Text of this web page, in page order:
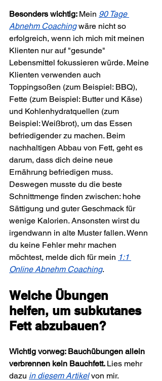
Besonders wichtig: Mein 90 Tage
Abnehm Coaching wäre nicht so
erfolgreich, wenn ich mich mit meinen
Klienten nur auf "gesunde"
Lebensmittel fokussieren würde. Meine
Klienten verwenden auch
Toppingsoßen (zum Beispiel: BBQ),
Fette (zum Beispiel: Butter und Käse)
und Kohlenhydratquellen (zum
Beispiel: Weißbrot), um das Essen
befriedigender zu machen. Beim
nachhaltigen Abbau von Fett, geht es
darum, dass dich deine neue
Ernährung befriedigen muss.
Deswegen musste du die beste
Schnittmenge finden zwischen: hohe
Sättigung und guter Geschmack für
wenige Kalorien. Ansonsten wirst du
irgendwann in alte Muster fallen. Wenn
du keine Fehler mehr machen
möchtest, melde dich für mein 1:1
Online Abnehm Coaching.
Welche Übungen
helfen, um subkutanes
Fett abzubauen?
Wichtig vorweg: Bauchübungen allein
verbrennen kein Bauchfett. Lies mehr
dazu in diesem Artikel von mir.